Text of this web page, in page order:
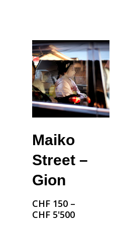
Maiko
Street –
Gion
CHF 150 –
CHF 5'500